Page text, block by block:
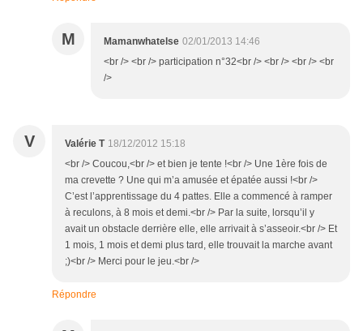
M Mamanwhatelse 02/01/2013 14:46
<br /> <br /> participation n°32<br /> <br /> <br /> <br
/>
V Valérie T 18/12/2012 15:18
<br /> Coucou,<br /> et bien je tente !<br /> Une 1ère fois de
ma crevette ? Une qui m’a amusée et épatée aussi !<br />
C’est l’apprentissage du 4 pattes. Elle a commencé à ramper
à reculons, à 8 mois et demi.<br /> Par la suite, lorsqu’il y
avait un obstacle derrière elle, elle arrivait à s’asseoir.<br /> Et
1 mois, 1 mois et demi plus tard, elle trouvait la marche avant
;)<br /> Merci pour le jeu.<br />
Répondre